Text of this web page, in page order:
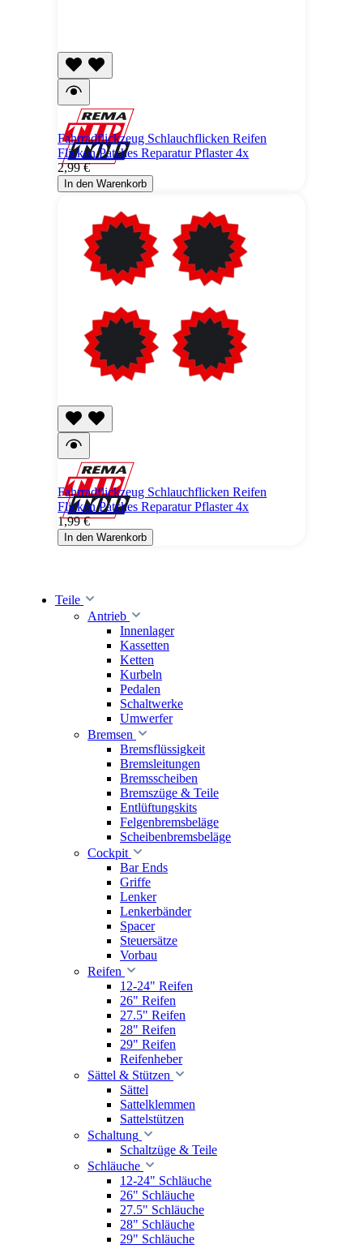
Fahrradflickzeug Schlauchflicken Reifen
Flicken Patches Reparatur Pflaster 4x
2,99 €
In den Warenkorb
Fahrradflickzeug Schlauchflicken Reifen
Flicken Patches Reparatur Pflaster 4x
1,99 €
In den Warenkorb
Teile
Antrieb
Innenlager
Kassetten
Ketten
Kurbeln
Pedalen
Schaltwerke
Umwerfer
Bremsen
Bremsflüssigkeit
Bremsleitungen
Bremsscheiben
Bremszüge & Teile
Entlüftungskits
Felgenbremsbeläge
Scheibenbremsbeläge
Cockpit
Bar Ends
Griffe
Lenker
Lenkerbänder
Spacer
Steuersätze
Vorbau
Reifen
12-24" Reifen
26" Reifen
27.5" Reifen
28" Reifen
29" Reifen
Reifenheber
Sättel & Stützen
Sättel
Sattelklemmen
Sattelstützen
Schaltung
Schaltzüge & Teile
Schläuche
12-24" Schläuche
26" Schläuche
27.5" Schläuche
28" Schläuche
29" Schläuche